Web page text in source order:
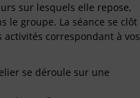
sur lesquels elle repose,
le groupe. La séance se clôt
correspondant à vos
se déroule sur une